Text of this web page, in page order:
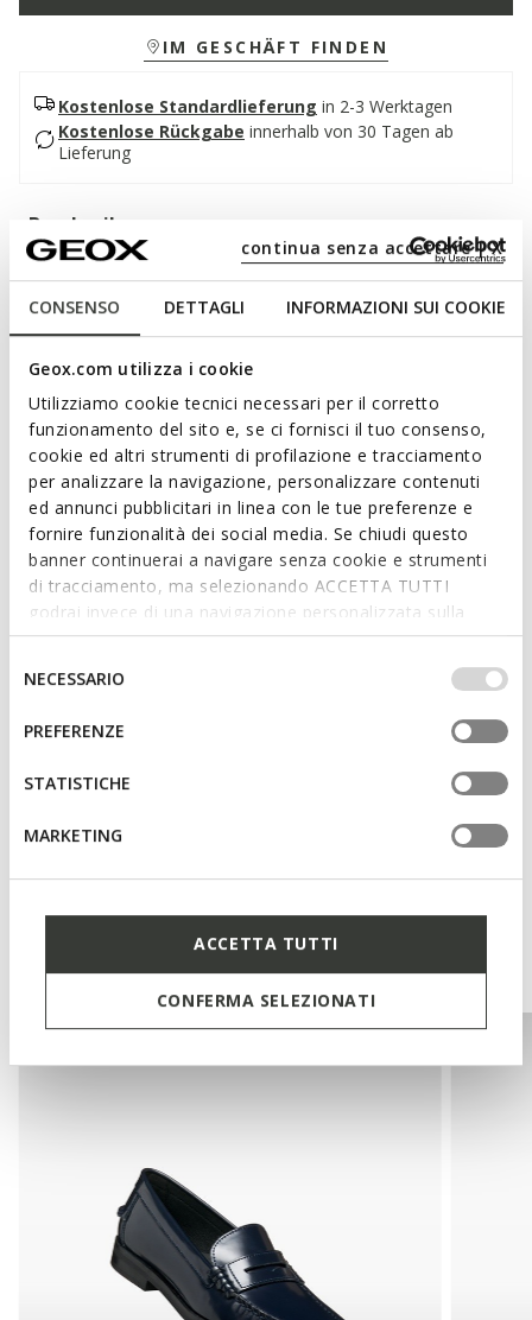
CONSENSO DETTAGLI INFORMAZIONI SUI COOKIE
Geox.com utilizza i cookie
Utilizziamo cookie tecnici necessari per il corretto
funzionamento del sito e, se ci fornisci il tuo consenso,
cookie ed altri strumenti di profilazione e tracciamento
per analizzare la navigazione, personalizzare contenuti
ed annunci pubblicitari in linea con le tue preferenze e
fornire funzionalità dei social media. Se chiudi questo
banner continuerai a navigare senza cookie e strumenti
di tracciamento, ma selezionando ACCETTA TUTTI
godrai invece di una navigazione personalizzata sulla
base dei tuoi gusti ed interessi. Selezionando
IMPOSTAZIONI potrai anche scegliere quali cookies ed
altri strumenti di tracciamento autorizzare. Per maggiori
informazioni o per modificare in qualsiasi momento le
tue impostazioni, visita la nostra
consenso
NECESSARIO
PREFERENZE
STATISTICHE
MARKETING
ACCETTA TUTTI
CONFERMA SELEZIONATI
continua senza accettare | X
IM GESCHÄFT FINDEN
Kostenlose Standardlieferung in 2-3 Werktagen
Kostenlose Rückgabe innerhalb von 30 Tagen ab
Lieferung
Beschreibung
Damen-Mokassin im College-Stil, ideal für trendige und
Ponyfell gefertigt, ist er in einer Variante erhältlich, die
atmungsaktiv, vereint Noemen traditionelle Linienführung und
raffinierte Details.
PRODUKTCODE:D680XA038QSC9209
Mehr anzeigen
Eigenschaften
Schnelles und einfaches Anziehen
Absatzhöhe: 2 cm / 0,8"
Design ohne Verschluss, für schnelleres Anziehen
Materialien
Technologien
Das könnte Ihnen auch